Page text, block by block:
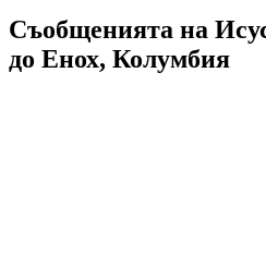
Съобщенията на
до Енох, Колумбия